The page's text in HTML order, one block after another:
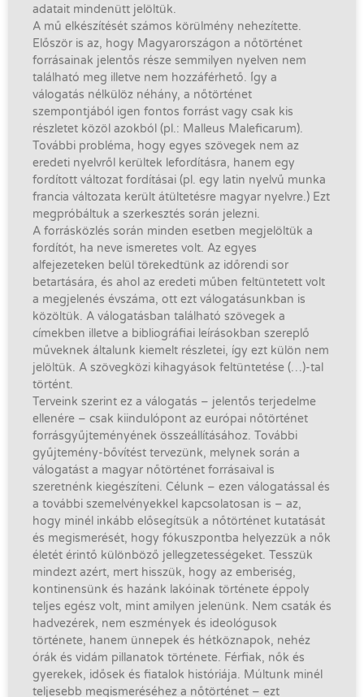
adatait mindenütt jelöltük.
A mű elkészítését számos körülmény nehezítette.
Először is az, hogy Magyarországon a nőtörténet
forrásainak jelentős része semmilyen nyelven nem
található meg illetve nem hozzáférhető. Így a
válogatás nélkülöz néhány, a nőtörténet
szempontjából igen fontos forrást vagy csak kis
részletet közöl azokból (pl.: Malleus Maleficarum).
További probléma, hogy egyes szövegek nem az
eredeti nyelvről kerültek lefordításra, hanem egy
fordított változat fordításai (pl. egy latin nyelvű munka
francia változata került átültetésre magyar nyelvre.) Ezt
megpróbáltuk a szerkesztés során jelezni.
A forrásközlés során minden esetben megjelöltük a
fordítót, ha neve ismeretes volt. Az egyes
alfejezeteken belül törekedtünk az időrendi sor
betartására, és ahol az eredeti műben feltüntetett volt
a megjelenés évszáma, ott ezt válogatásunkban is
közöltük. A válogatásban található szövegek a
címekben illetve a bibliográfiai leírásokban szereplő
műveknek általunk kiemelt részletei, így ezt külön nem
jelöltük. A szövegközi kihagyások feltüntetése (…)-tal
történt.
Terveink szerint ez a válogatás – jelentős terjedelme
ellenére – csak kiindulópont az európai nőtörténet
forrásgyűjteményének összeállításához. További
gyűjtemény-bővítést tervezünk, melynek során a
válogatást a magyar nőtörténet forrásaival is
szeretnénk kiegészíteni. Célunk – ezen válogatással és
a további szemelvényekkel kapcsolatosan is – az,
hogy minél inkább elősegítsük a nőtörténet kutatását
és megismerését, hogy fókuszpontba helyezzük a nők
életét érintő különböző jellegzetességeket. Tesszük
mindezt azért, mert hisszük, hogy az emberiség,
kontinensünk és hazánk lakóinak története éppoly
teljes egész volt, mint amilyen jelenünk. Nem csaták és
hadvezérek, nem eszmények és ideológusok
története, hanem ünnepek és hétköznapok, nehéz
órák és vidám pillanatok története. Férfiak, nők és
gyerekek, idősek és fiatalok históriája. Múltunk minél
teljesebb megismeréséhez a nőtörténet – ezt